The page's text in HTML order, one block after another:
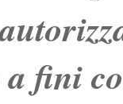
fini